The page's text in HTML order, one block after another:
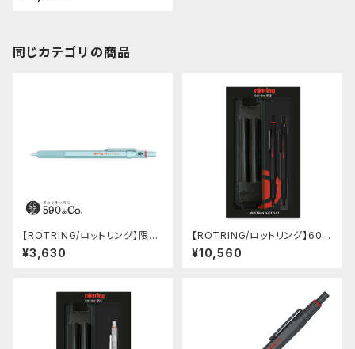
同じカテゴリの商品
【ROTRING/ロットリング】限定
色 600 製図用シャープペンシ
ル(0.5mm/ミント)
¥3,630
【ROTRING/ロットリング】600
ギフトセット (シャープペンシル
0.5mm＆ボールペン/ブラック)
¥10,560